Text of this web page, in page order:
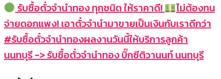
รับซื้อตั๋วจำนำทอง ทุกชนิด ให้ราคาดี!
ไม่ต้องทน
จ่ายดอกแพง! เอาตั๋วจำนำมาขายเป็นเงินกับเราดีกว่า
#รับซื้อตั๋วจำนำทองผลงานวันนี้ให้บริการลูกค้า
นนทบุรี -> รับซื้อตั๋วจำนำทอง บิ๊กซีติวานนท์ นนทบุรี